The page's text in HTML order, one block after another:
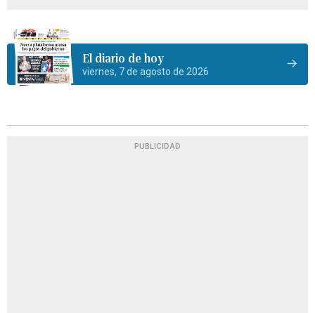
El diario de hoy
viernes, 7 de agosto de 2026
PUBLICIDAD